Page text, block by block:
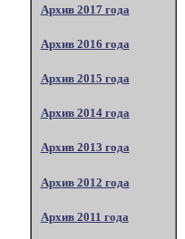
Архив 2017 года
Архив 2016 года
Архив 2015 года
Архив 2014 года
Архив 2013 года
Архив 2012 года
Архив 2011 года